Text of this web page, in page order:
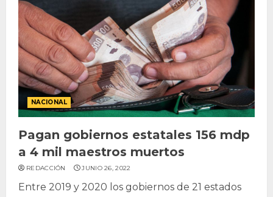
NACIONAL
Pagan gobiernos estatales 156 mdp
a 4 mil maestros muertos
REDACCIÓN JUNIO 26, 2022
Entre 2019 y 2020 los gobiernos de 21 estados